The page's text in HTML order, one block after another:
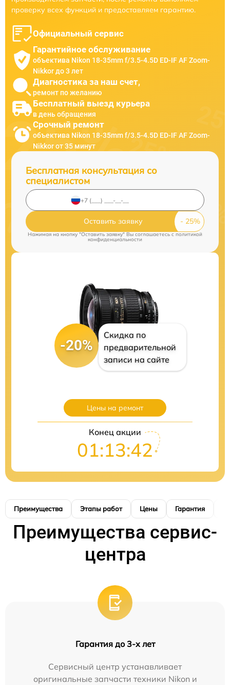
проверку всех функций и предоставляем гарантию.
Официальный сервис
Гарантийное обслуживание
объектива Nikon 18-35mm f/3.5-4.5D ED-IF AF Zoom-
Nikkor до 3 лет
Диагностика за наш счет,
ремонт по желанию
Бесплатный выезд курьера
в день обращения
Срочный ремонт
объектива Nikon 18-35mm f/3.5-4.5D ED-IF AF Zoom-
Nikkor от 35 минут
Бесплатная консультация со
специалистом
Оставить заявку
Нажимая на кнопку "Оставить заявку" Вы соглашаетесь cполитикой
конфиденциальности
-20%
Скидка по
предварительной
записи на сайте
Цены на ремонт
Конец акции
01:13:40
Преимущества Этапы работ Цены Гарантия
Преимущества сервис-
центра
Гарантия до 3-х лет
Сервисный центр устанавливает
оригинальные запчасти техники Nikon и